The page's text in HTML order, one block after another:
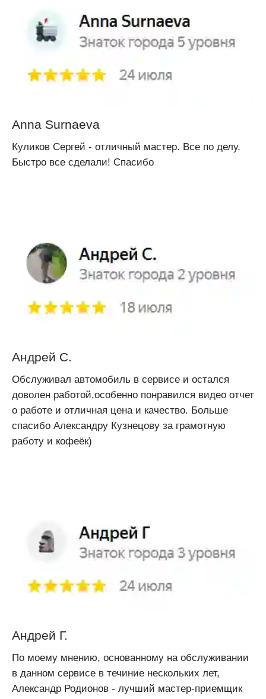
Anna Surnaeva
Куликов Сергей - отличный мастер. Все по делу.
Быстро все сделали! Спасибо
Андрей С.
Обслуживал автомобиль в сервисе и остался
доволен работой,особенно понравился видео отчет
о работе и отличная цена и качество. Больше
спасибо Александру Кузнецову за грамотную
работу и кофеёк)
Андрей Г.
По моему мнению, основанному на обслуживании
в данном сервисе в течиние нескольких лет,
Александр Родионов - лучший мастер-приемщик